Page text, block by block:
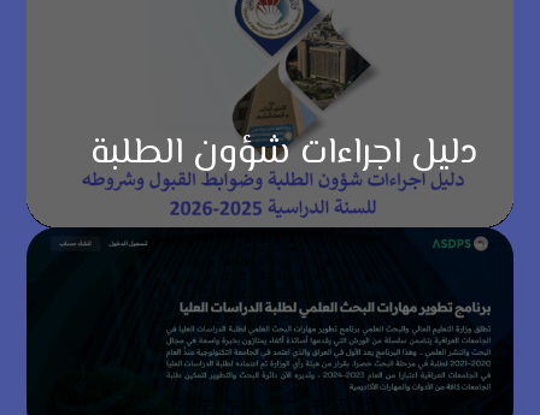
دليل اجراءات شؤون الطلبة